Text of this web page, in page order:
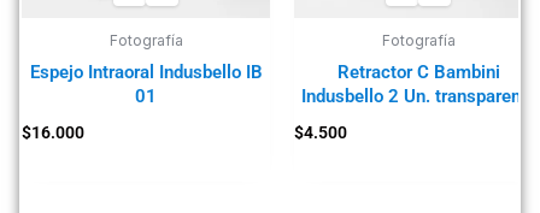
Fotografía
Espejo Intraoral Indusbello IB
01
$16.000
Fotografía
Retractor C Bambini
Indusbello 2 Un. transparente
$4.500